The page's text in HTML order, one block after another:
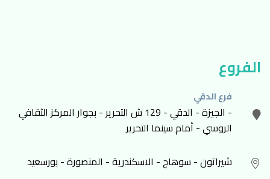
الفروع
فرع الدقي
- الجيزة - الدقي - 129 ش التحرير - بجوار المركز الثقافي
الروسي - أمام سينما التحرير
شيراتون - سوهاج - الاسكندرية - المنصورة - بورسعيد